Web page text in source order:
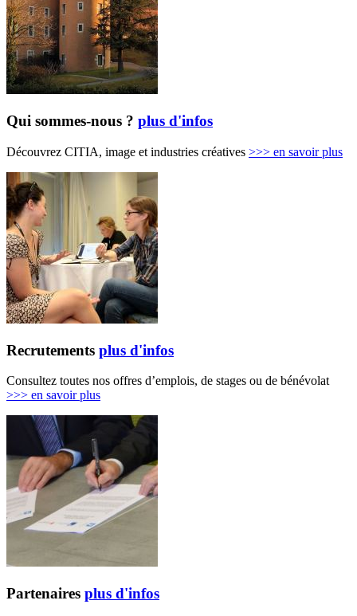
Qui sommes-nous ? plus d'infos
Découvrez CITIA, image et industries créatives >>> en savoir plus
Recrutements plus d'infos
Consultez toutes nos offres d’emplois, de stages ou de bénévolat
>>> en savoir plus
Partenaires plus d'infos